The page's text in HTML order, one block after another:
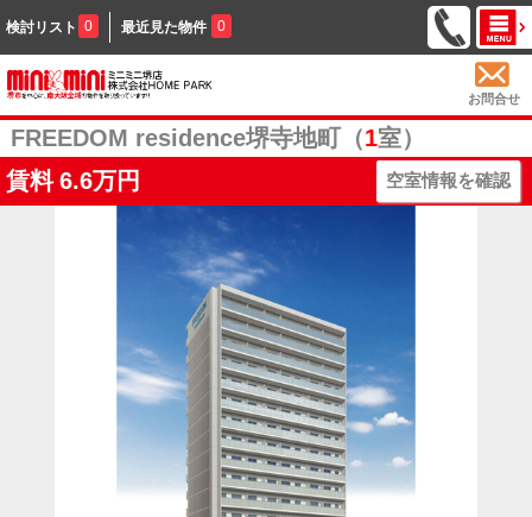
検討リスト 0 最近見た物件 0
お問合せ
FREEDOM residence堺寺地町（1室）
賃料 6.6万円 空室情報を確認